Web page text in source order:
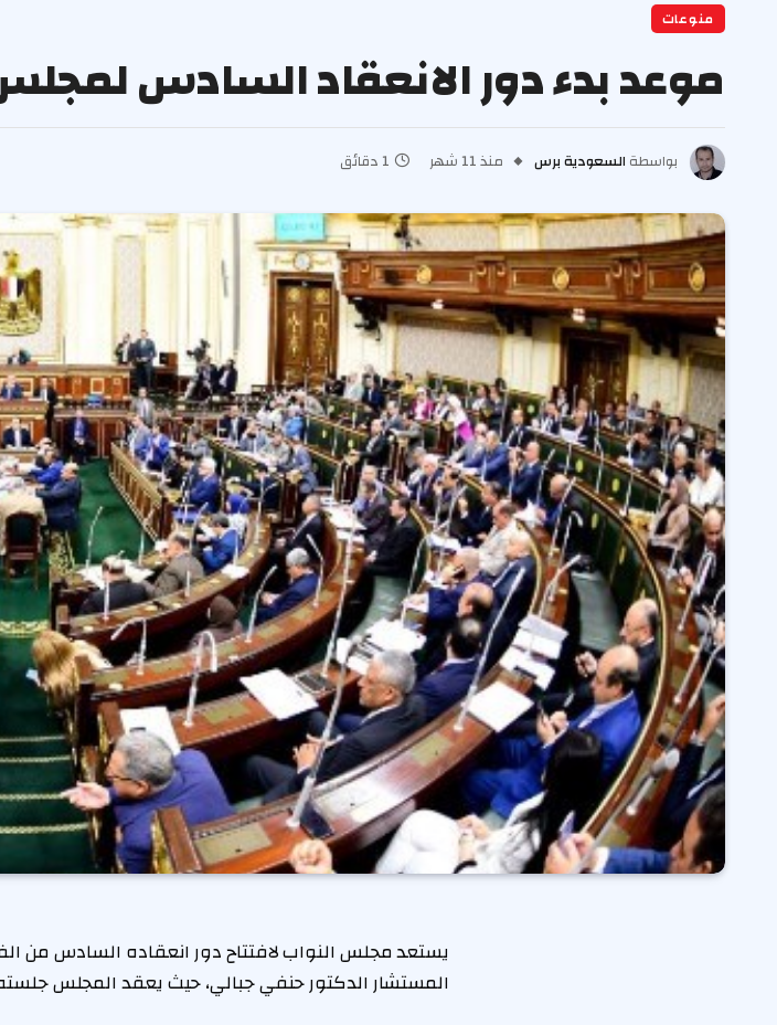
منوعات
موعد بدء دور الانعقاد السادس
بواسطة السعودية برس منذ 11 شهر 1 دقائق
يستعد مجلس النواب لافتتاح دور انعقاده السادس من
المستشار الدكتور حنفي جبالي، حيث يعقد المجلس جلسته